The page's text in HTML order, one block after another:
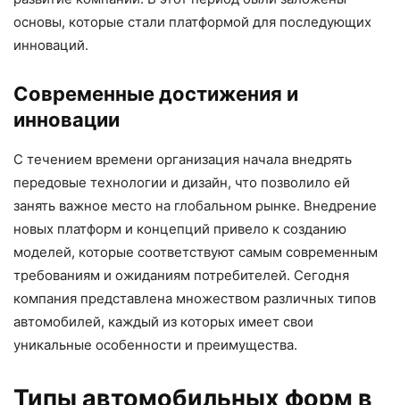
основы, которые стали платформой для последующих
инноваций.
Современные достижения и
инновации
С течением времени организация начала внедрять
передовые технологии и дизайн, что позволило ей
занять важное место на глобальном рынке. Внедрение
новых платформ и концепций привело к созданию
моделей, которые соответствуют самым современным
требованиям и ожиданиям потребителей. Сегодня
компания представлена множеством различных типов
автомобилей, каждый из которых имеет свои
уникальные особенности и преимущества.
Типы автомобильных форм в